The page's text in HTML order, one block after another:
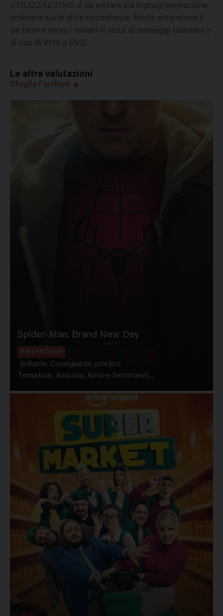
UTILIZZAZIONE: é da evitare sia in programmazione
ordinaria sia in altre circostanze. Molta attenzione é
da tenere verso i minori in vista di passaggi televisivi o
di uso di VHS e DVD.
Le altre valutazioni
Sfoglia l'archivo
Spider-Man: Brand New Day
Valutazione
Brillante, Consigliabile, poetico
Tematica: Amicizia, Amore-Sentimenti...